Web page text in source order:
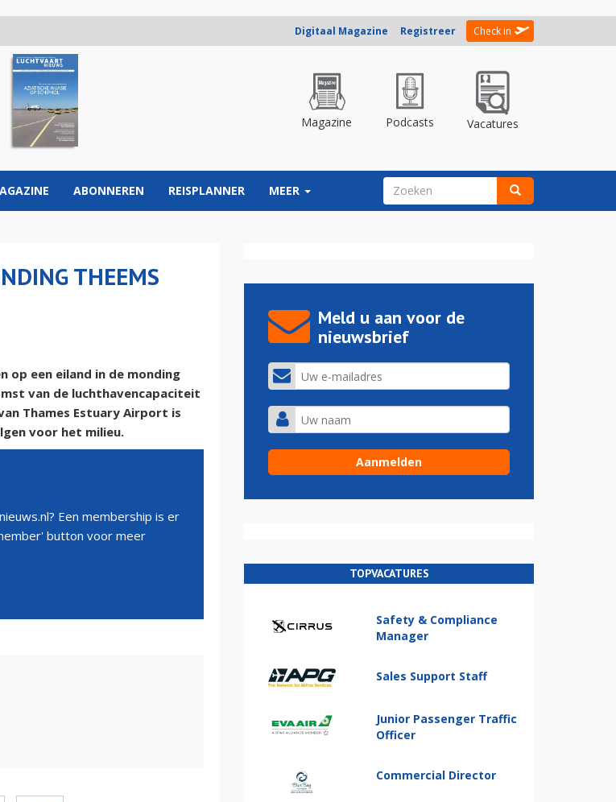
Digitaal Magazine Registreer Check in
Magazine Podcasts Vacatures
ABONNEREN REISPLANNER MEER ZOEKVELD
THEEMS
op een eiland in de monding
van de luchthavencapaciteit
Thames Estuary Airport is
voor het milieu.
Een membership is er
button voor meer
Meld u aan voor de
nieuwsbrief
TOPVACATURES
Safety & Compliance
Manager
Sales Support Staff
Junior Passenger Traffic
Officer
Commercial Director